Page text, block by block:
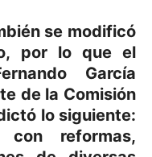
se modificó
por lo que el
García
de la Comisión
lo siguiente:
reformas,